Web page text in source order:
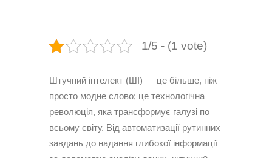
1/5 - (1 vote)
Штучний інтелект (ШІ) — це більше, ніж
просто модне слово; це технологічна
революція, яка трансформує галузі по
всьому світу. Від автоматизації рутинних
завдань до надання глибокої інформації